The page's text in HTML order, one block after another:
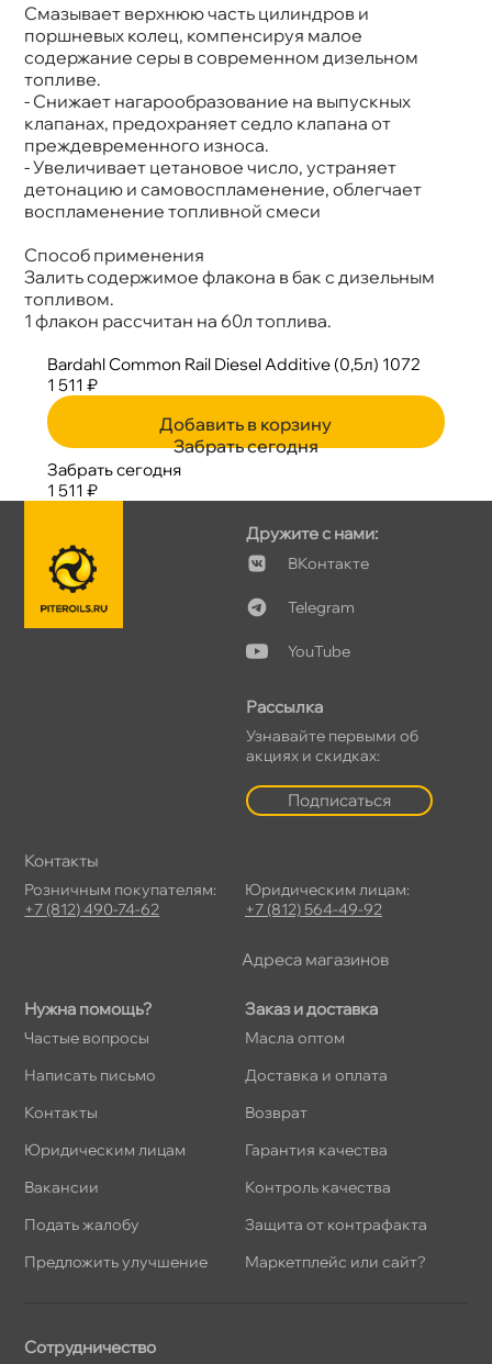
Смазывает верхнюю часть цилиндров и
поршневых колец, компенсируя малое
содержание серы в современном дизельном
топливе.
- Снижает нагарообразование на выпускных
клапанах, предохраняет седло клапана от
преждевременного износа.
- Увеличивает цетановое число, устраняет
детонацию и самовоспламенение, облегчает
оспламенение топливной смеси
Способ применения
Залить содержимое флакона в бак с дизельным
топливом.
1 флакон рассчитан на 60л топлива.
Bardahl Common Rail Diesel Additive (0,5л) 1072
1 511 ₽
Добавить в корзину
Забрать сегодня
Забрать сегодня
1 511 ₽
Нужна помощь?
Частые вопросы
Написать письмо
Контакты
Юридическим лицам
акансии
Подать жалобу
Предложить улучшение
Заказ и доставка
Масла оптом
Доставка и оплата
озврат
Гарантия качества
Контроль качества
Защита от контрафакта
Маркетплейс или сайт?
Дружите с нами:
Контакте
Telegram
YouTube
Рассылка
Узнавайте первыми о
акциях и скидках:
Подписаться
Сотрудничество
Контакты
Розничным покупателям:
+7 (812) 490-74-62
Юридическим лицам:
+7 (812) 564-49-92
Адреса магазино